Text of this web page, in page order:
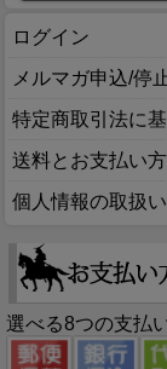
ログイン
メルマガ申込/停
特定商取引法に
送料とお支払い
個人情報の取扱
選べる8つの支払